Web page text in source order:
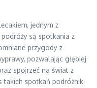
jednym z
są spotkania z
przygody z
pozwalając głębiej
spojrzeć na świat z
takich spotkań podróżnik